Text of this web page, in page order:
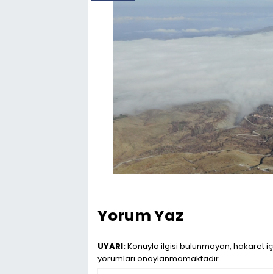
Yorum Yaz
UYARI:Konuyla ilgisi bulunmayan, hakaret
yorumları onaylanmamaktadır.